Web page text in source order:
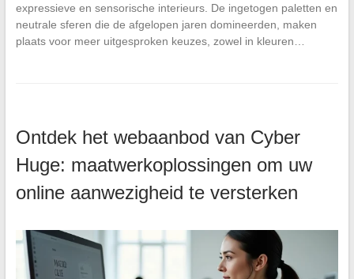
expressieve en sensorische interieurs. De ingetogen paletten en
neutrale sferen die de afgelopen jaren domineerden, maken
plaats voor meer uitgesproken keuzes, zowel in kleuren…
Ontdek het webaanbod van Cyber
Huge: maatwerkoplossingen om uw
online aanwezigheid te versterken